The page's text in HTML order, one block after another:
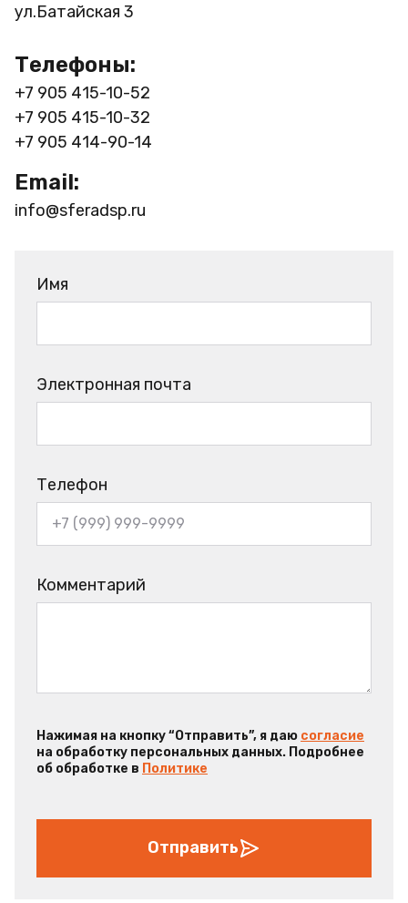
ул.Батайская 3
Телефоны:
+7 905 415-10-52
+7 905 415-10-32
+7 905 414-90-14
Email:
info@sferadsp.ru
Имя
Электронная почта
Телефон
Комментарий
Нажимая на кнопку “Отправить”, я даю согласие
на обработку персональных данных. Подробнее
об обработке в Политике
Отправить